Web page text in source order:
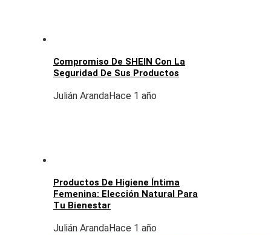
Compromiso De SHEIN Con La
Seguridad De Sus Productos
Julián ArandaHace 1 año
Productos De Higiene Íntima
Femenina: Elección Natural Para
Tu Bienestar
Julián ArandaHace 1 año